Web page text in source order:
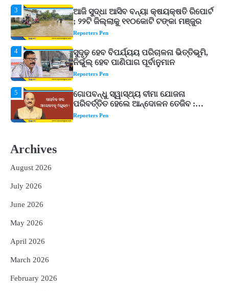
4
ସୁଦୃଢ଼ ହେବ ବିପର୍ଯ୍ୟୟ ପରିଚାଳନା ଭିତ୍ତିଭୂମି,
ନିର୍ଭୁଲ୍ ହେବ ପାଣିପାଗ ପୂର୍ବାନୁମାନ
Reporters Pen
5
ଗୋପବନ୍ଧୁ ସ୍ୱାସ୍ଥ୍ୟ ବୀମା ଯୋଜନା
ପରିବର୍ତ୍ତିତ ହେଲେ ଆନ୍ଦୋଳନ ତେଜିବ :
ଉତ୍କଳ ସାମ୍ବାଦିକ ସଂଘ
Reporters Pen
1
Shiva Mantras Sawan 2026: ଶ୍ରାବଣରେ
ନିୟମିତ ଜପ କରନ୍ତୁ ଭଗବାନ ଶିବଙ୍କ ଏହି
୩ଟି ଶକ୍ତିଶାଳୀ ମନ୍ତ୍ର, ଦୂର ହୋଇପାରେ
ଆର୍ଥିକ ସଙ୍କଟ
Reporters Pen
5
Archives
August 2026
July 2026
June 2026
May 2026
April 2026
March 2026
February 2026